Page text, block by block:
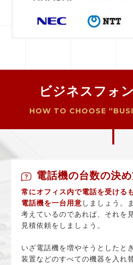
ビジネスフォ
HOW TO CHOOSE
電話機の台数の決
常にオフィス内で電話を受ける
電話機を一台用意 しましょう。
考えているのであれば、それを
見積依頼をしましょう。
いざ電話機を増やそうとしたと
装置などのすべての機器を入れ